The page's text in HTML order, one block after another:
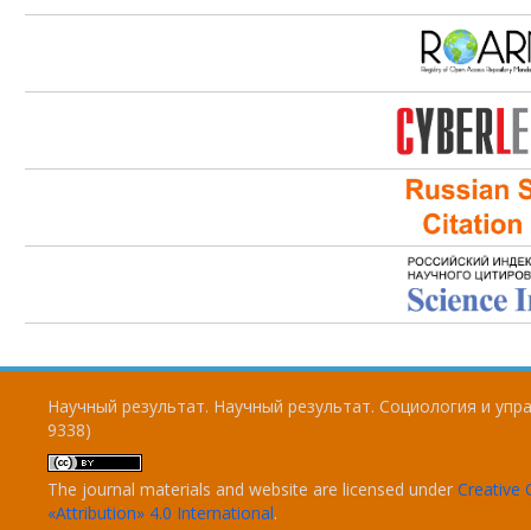
Научный результат. Научный результат. Социология и
9338)
The journal materials and website are licensed under Creative
«Attribution» 4.0 International.